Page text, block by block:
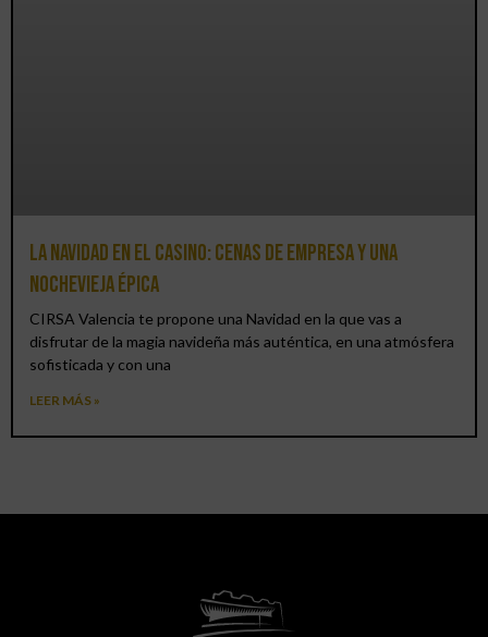
La Navidad en el Casino: cenas de empresa y una
Nochevieja épica
CIRSA Valencia te propone una Navidad en la que vas a
disfrutar de la magia navideña más auténtica, en una atmósfera
sofisticada y con una
LEER MÁS »